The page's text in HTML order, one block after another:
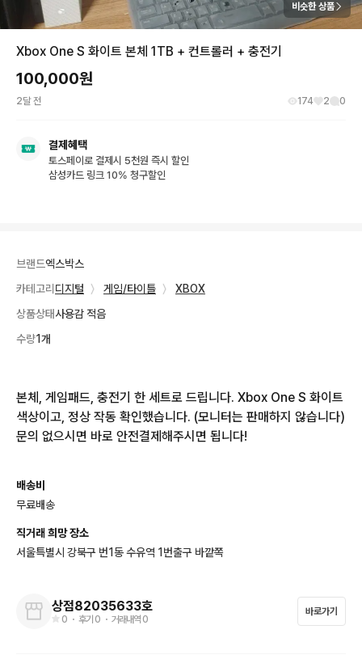
비슷한 상품
Xbox One S 화이트 본체 1TB + 컨트롤러 + 충전기
100,000원
2달 전 174 2 0
결제혜택
토스페이로 결제시 5천원 즉시 할인
삼성카드 링크 10% 청구할인
브랜드엑스박스
카테고리 디지털 〉 게임/타이틀 〉
XBOX
상품상태사용감 적음
수량1개
본체, 게임패드, 충전기 한 세트로 드립니다. Xbox One S 화이트
색상이고, 정상 작동 확인했습니다. (모니터는 판매하지 않습니다)
문의 없으시면 바로 안전결제해주시면 됩니다!
배송비
무료배송
직거래 희망 장소
서울특별시 강북구 번1동 수유역 1번출구 바깥쪽
상점82035633호
0 ・ 후기 0 ・ 거래내역 0
바로가기